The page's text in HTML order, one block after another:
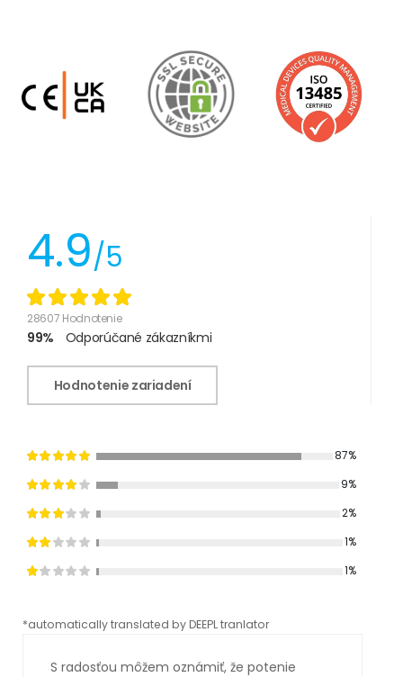
4.9/5
28607 Hodnotenie
99% Odporúčané zákazníkmi
Hodnotenie zariadení
87%
9%
2%
1%
1%
*automatically translated by DEEPL tranlator
S radosťou môžem oznámiť, že potenie